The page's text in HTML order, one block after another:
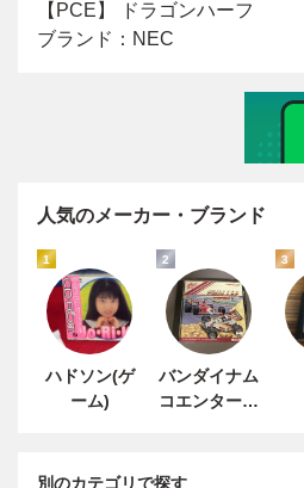
人気のメーカー・ブランド
1
ハドソン(ゲ
ーム)
2
バンダイナム
コエンターテ
3
別のカテゴリで探す